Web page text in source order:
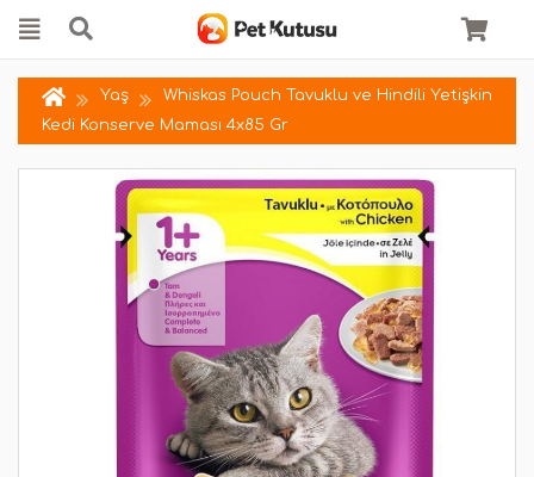
Yaş
Whiskas Pouch Tavuklu ve Hindili Yetişkin
Kedi Konserve Maması 4x85 Gr